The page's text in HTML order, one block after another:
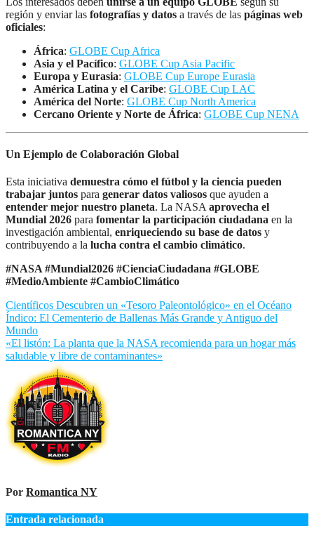
región y enviar las fotografías y datos a través de las páginas web
oficiales:
África: GLOBE Cup Africa
Asia y el Pacífico: GLOBE Cup Asia Pacific
Europa y Eurasia: GLOBE Cup Europe Eurasia
América Latina y el Caribe: GLOBE Cup LAC
América del Norte: GLOBE Cup North America
Cercano Oriente y Norte de África: GLOBE Cup NENA
Un Ejemplo de Colaboración Global
Esta iniciativa demuestra cómo el fútbol y la ciencia pueden
trabajar juntos para generar datos valiosos que ayuden a
entender mejor nuestro planeta. La NASA aprovecha el
Mundial 2026 para fomentar la participación ciudadana en la
investigación ambiental, enriqueciendo su base de datos y
contribuyendo a la lucha contra el cambio climático.
#NASA #Mundial2026 #CienciaCiudadana #GLOBE
#MedioAmbiente #CambioClimático
Navegación
de
entradas
Científicos Descubren un «Tesoro Paleontológico» en el Océano
Índico: El Cementerio de Ballenas Más Grande y Antiguo del
Mundo
«El listón: La planta que la NASA recomienda para un hogar más
saludable y libre de contaminantes»
Por Romantica NY
Entrada relacionada